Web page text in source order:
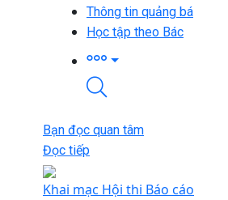
Thông tin quảng bá
Học tập theo Bác
Bạn đọc quan tâm
Đọc tiếp
Khai mạc Hội thi Báo cáo